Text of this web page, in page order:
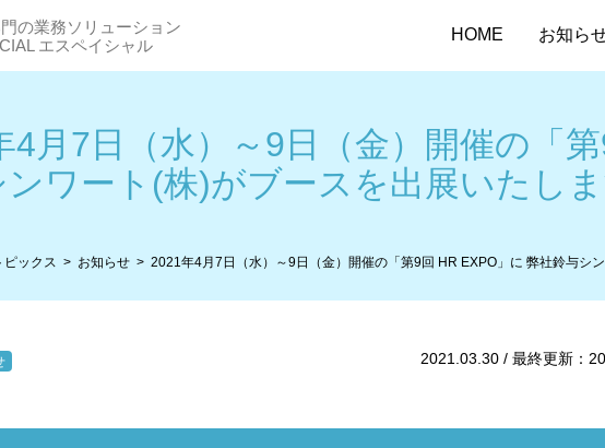
の業務ソリューション
エスペイシャル
HOME お知ら
4月7日（水）～9日（金）開催の「
ワート(株)がブースを出展いたしま
ピックス お知らせ 2021年4月7日（水）～9日（金）開催の「第9回 HR EXPO」に 弊社鈴与シ
2021.03.30 / 最終更新：